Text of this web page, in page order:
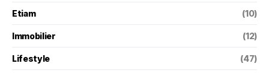
Etiam (10)
Immobilier (12)
Lifestyle (47)